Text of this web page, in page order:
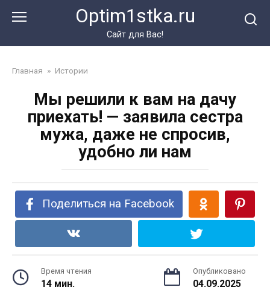
Optim1stka.ru
Сайт для Вас!
Главная » Истории
Мы решили к вам на дачу
приехать! — заявила сестра
мужа, даже не спросив,
удобно ли нам
Поделиться на Facebook
Время чтения
14 мин.
Опубликовано
04.09.2025